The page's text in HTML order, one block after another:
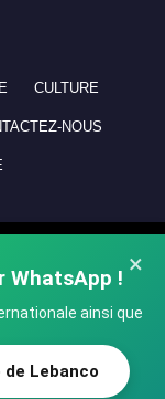
×
WhatsApp !
ainsi que
Lebanco
CULTURE
NOUS